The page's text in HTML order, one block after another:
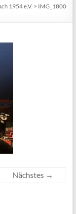
1954 e.V. > IMG_1800
Nächstes →